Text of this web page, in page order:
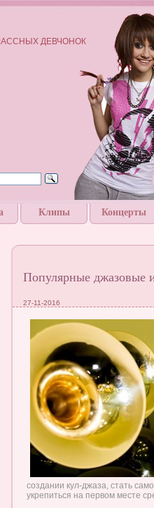
ДЕВЧОНОК
Клипы Концерты
Популярные джазовые
27-11-2016
создании кул-джаза, стать
укрепиться на первом месте